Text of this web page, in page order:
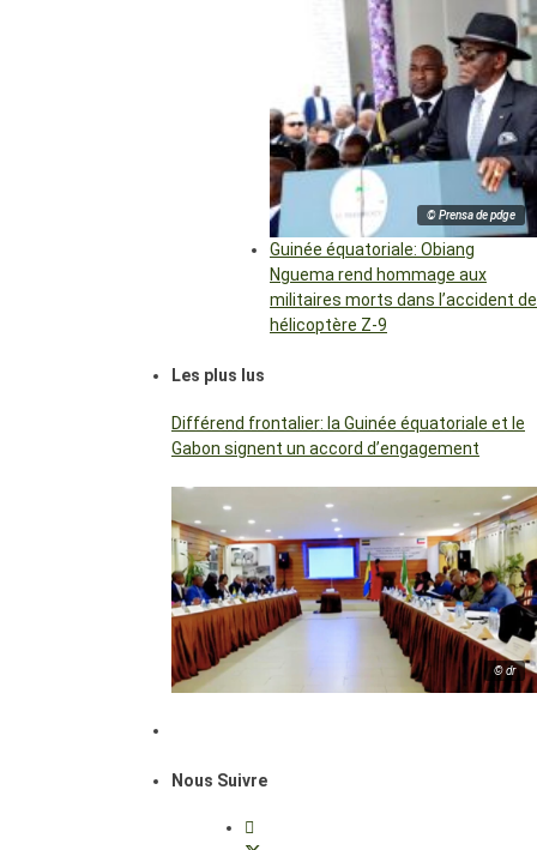
© Prensa de pdge
Guinée équatoriale: Obiang
Nguema rend hommage aux
militaires morts dans l’accident de
hélicoptère Z-9
Les plus lus
Différend frontalier: la Guinée équatoriale et le
Gabon signent un accord d’engagement
© dr
Nous Suivre